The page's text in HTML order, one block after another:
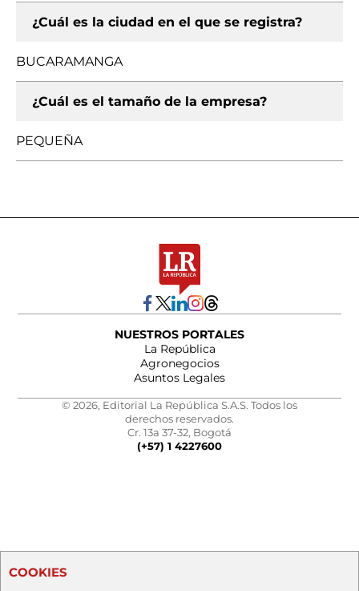
¿Cuál es la ciudad en el que se registra?
BUCARAMANGA
¿Cuál es el tamaño de la empresa?
PEQUEÑA
NUESTROS PORTALES
La República
Agronegocios
Asuntos Legales
© 2026, Editorial La República S.A.S. Todos los
derechos reservados.
Cr. 13a 37-32, Bogotá
(+57) 1 4227600
COOKIES